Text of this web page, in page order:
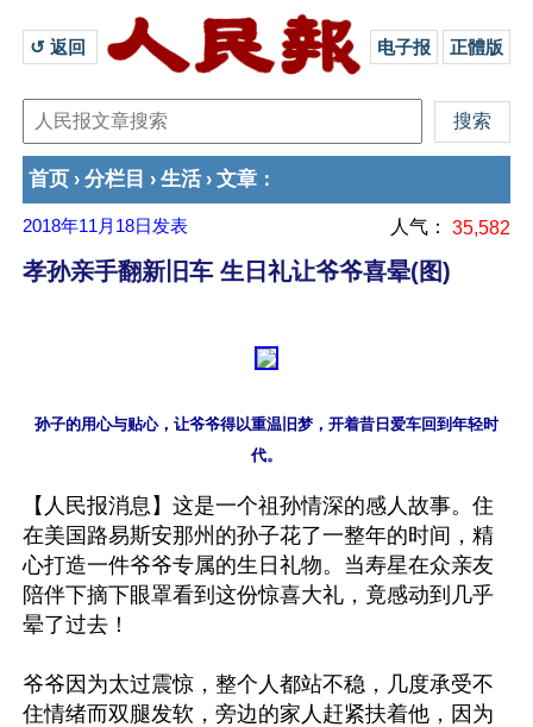
↺ 返回 电子报 正體版
首页 › 分栏目 › 生活 › 文章 ：
2018年11月18日 发表 人气： 35,582
孝孙亲手翻新旧车 生日礼让爷爷喜晕(图)
孙子的用心与贴心，让爷爷得以重温旧梦，开着昔日爱车回到年轻时
【人民报消息】这是一个祖孙情深的感人故事。住
在美国路易斯安那州的孙子花了一整年的时间，精
心打造一件爷爷专属的生日礼物。当寿星在众亲友
陪伴下摘下眼罩看到这份惊喜大礼，竟感动到几乎
晕了过去！
爷爷因为太过震惊，整个人都站不稳，几度承受不
住情绪而双腿发软，旁边的家人赶紧扶着他，因为